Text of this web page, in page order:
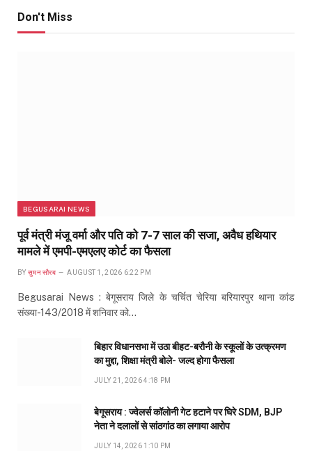
Don't Miss
BEGUSARAI NEWS
पूर्व मंत्री मंजू वर्मा और पति को 7-7 साल की सजा, अवैध हथियार
मामले में एमपी-एमएलए कोर्ट का फैसला
BY सुमन सौरब AUGUST 1, 2026 6:22 PM
Begusarai News : बेगूसराय जिले के चर्चित चेरिया बरियारपुर थाना कांड
संख्या-143/2018 में शनिवार को…
बिहार विधानसभा में उठा बीहट-बरौनी के स्कूलों के उत्क्रमण
का मुद्दा, शिक्षा मंत्री बोले- जल्द होगा फैसला
JULY 21, 2026 4:18 PM
बेगूसराय : ज्वेलर्स कॉलोनी गेट हटाने पर घिरे SDM, BJP
नेता ने दलालों से सांठगांठ का लगाया आरोप
JULY 14, 2026 1:10 PM